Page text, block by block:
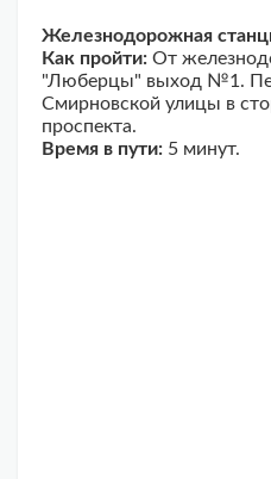
Железнодорожная
Как пройти: От
"Люберцы" выход №1.
Смирновской улицы в
проспекта.
Время в пути: 5 минут.